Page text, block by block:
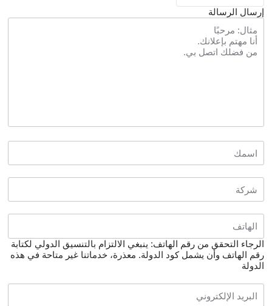
إرسال الرسالة
الرجاء التحقق من رقم الهاتف: ينبغي الالتزام بالتنسيق الدولي لكتابة
رقم الهاتف وأن يشمل كود الدولة. معذرة، خدماتنا غير متاحة في هذه
الدولة